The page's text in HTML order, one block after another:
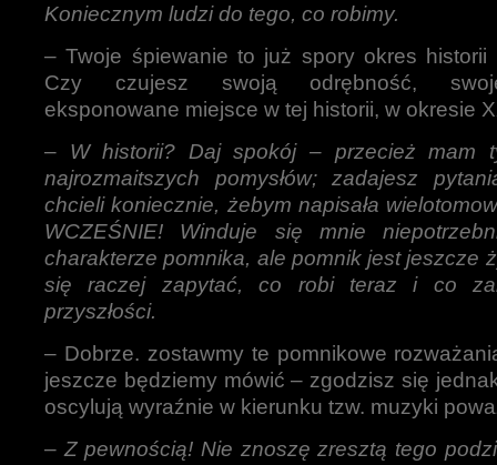
Koniecznym ludzi do tego, co robimy.
– Twoje śpiewanie to już spory okres historii
Czy czujesz swoją odrębność,
eksponowane miejsce w tej historii, w okresie
– W historii? Daj spokój – przecież mam
najrozmaitszych pomysłów; zadajesz
chcieli koniecznie, żebym napisała
WCZEŚNIE! Winduje się mnie
charakterze pomnika, ale pomnik jest jeszcze
się raczej zapytać, co robi teraz i co
przyszłości.
– Dobrze. zostawmy te pomnikowe
jeszcze będziemy mówić – zgodzisz się
oscylują wyraźnie w kierunku tzw. muzyki
– Z pewnością! Nie znoszę zresztą tego